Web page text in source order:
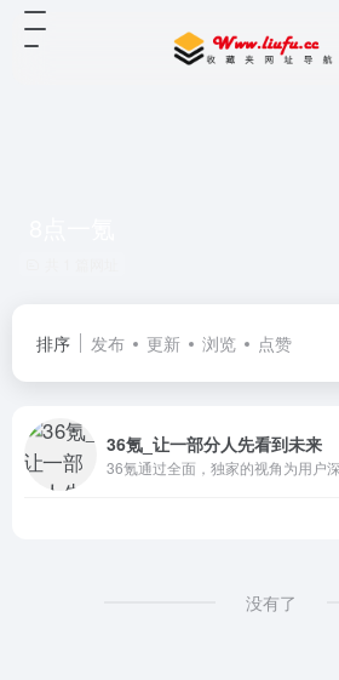
排序 发布 更新 浏览 点赞
36氪_让一部分人先看到未来
没有了